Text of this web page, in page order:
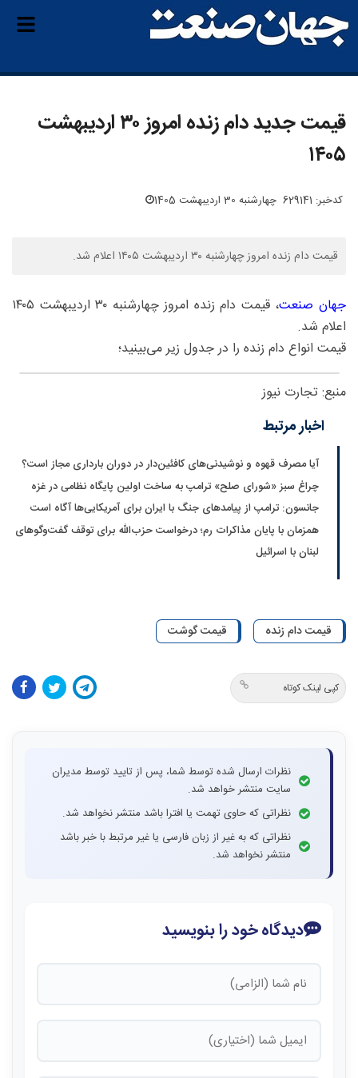
قیمت جدید دام زنده امروز ۳۰ اردیبهشت
۱۴۰۵
کدخبر: 629141 چهارشنبه 30 اردیبهشت 1405
قیمت دام زنده امروز چهارشنبه ۳۰ اردیبهشت ۱۴۰۵ اعلام شد.
جهان صنعت
، قیمت دام زنده امروز چهارشنبه ۳۰ اردیبهشت ۱۴۰۵
اعلام شد.
قیمت انواع دام زنده را در جدول زیر می‌بینید؛
منبع: تجارت نیوز
اخبار مرتبط
آیا مصرف قهوه و نوشیدنی‌های کافئین‌دار در دوران بارداری مجاز است؟
چراغ سبز «شورای صلح» ترامپ به ساخت اولین پایگاه نظامی در غزه
جانسون: ترامپ از پیامدهای جنگ با ایران برای آمریکایی‌ها آگاه است
همزمان با پایان مذاکرات رم؛ درخواست حزب‌الله برای توقف گفت‌وگوهای
لبنان با اسرائیل
قیمت دام زنده قیمت گوشت
کپی لینک کوتاه
نظرات ارسال شده توسط شما، پس از تایید توسط مدیران
سایت منتشر خواهد شد.
نظراتی که حاوی تهمت یا افترا باشد منتشر نخواهد شد.
نظراتی که به غیر از زبان فارسی یا غیر مرتبط با خبر باشد
منتشر نخواهد شد.
دیدگاه خود را بنویسید